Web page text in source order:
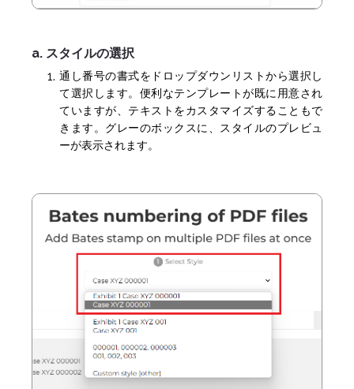
a. スタイルの選択
通し番号の書式をドロップダウンリストから選択し
て選択します。便利なテンプレートが既に用意され
ていますが、テキストをカスタマイズすることもで
きます。グレーのボックスに、スタイルのプレビュ
ーが表示されます。